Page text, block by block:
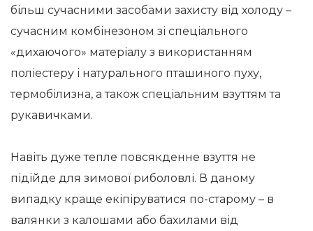
більш сучасними засобами захисту від холоду –
сучасним комбінезоном зі спеціального
«дихаючого» матеріалу з використанням
поліестеру і натурального пташиного пуху,
термобілизна, а також спеціальним взуттям та
рукавичками.
Навіть дуже тепле повсякденне взуття не
підійде для зимової риболовлі. В даному
випадку краще екіпіруватися по-старому – в
валянки з калошами або бахилами від